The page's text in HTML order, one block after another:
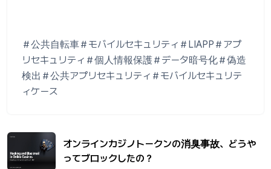
＃公共自転車＃モバイルセキュリティ＃LIAPP＃アプ
リセキュリティ＃個人情報保護＃データ暗号化＃偽造
検出＃公共アプリセキュリティ＃モバイルセキュリテ
ィケース
オンラインカジノトークンの消臭事故、どうや
ってブロックしたの？